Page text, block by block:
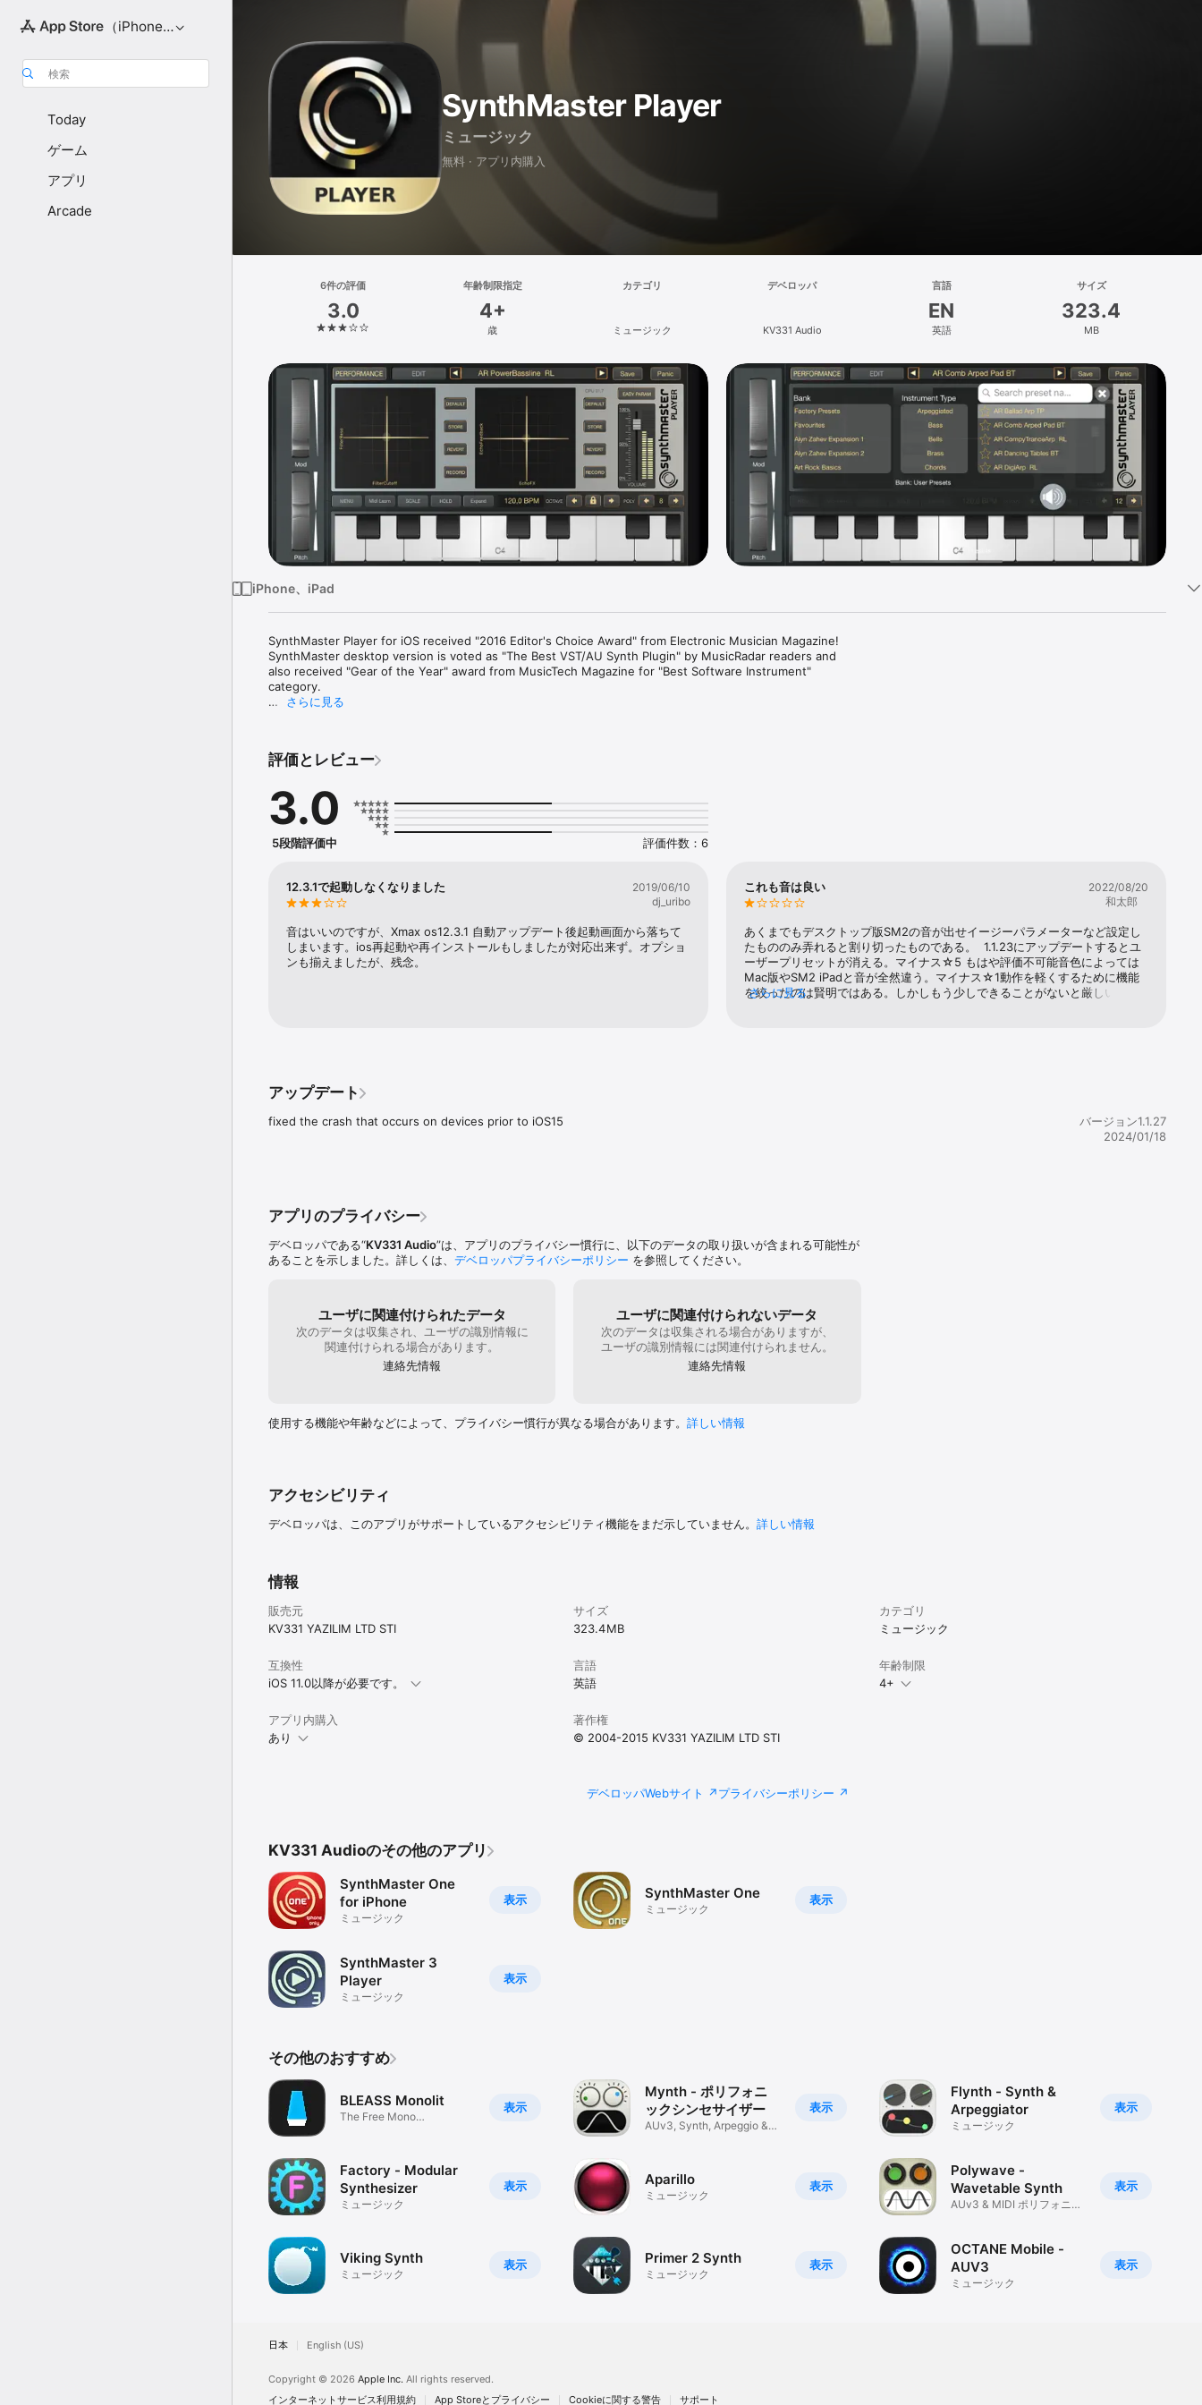
（iPhone向け）
検索
Today
ゲーム
アプリ
Arcade
SynthMaster Player
ミュージック
無料 · アプリ内購入
6件の評価
3.0
年齢制限指定
4+
歳
カテゴリ
ミュージック
デベロッパ
KV331 Audio
言語
EN
英語
サイズ
323.4
MB
iPhone、iPad
SynthMaster Player for iOS received "2016 Editor's Choice Award" from Electronic Musician Magazine!
SynthMaster desktop version is voted as "The Best VST/AU Synth Plugin" by MusicRadar readers and
also received "Gear of the Year" award from MusicTech Magazine for "Best Software Instrument"
category.
superb tone" Computer Music Magazine
"Many developers say that they've produced the one and only synth you'll ever need, but we've always
felt that was a dubious claim. In SynthMaster’s case, though, it’s one that rings true" MusicRadar
SynthMaster Player for iOS is the MOBILE PLAYER VERSION of the award winning SynthMaster software
It is targeted towards users who prefer to use presets rather than designing their own sounds during
music production. Although it is a preset based player, users can edit the following preset parameters:
and email addresses they receive another 100 factory presets as a bonus!
"Factory Presets" bank via In-App-Purchase (IAP). With the Pro Upgrade all of the 800 factory presets
3. Existing SynthMaster users can download their previously purchased SynthMaster preset banks
4. Existing SynthMaster users can export their own presets in SynthMaster v2.x and import them into
SynthMaster Player for iPad using iTunes.
SynthMaster Player for iOS supports AUv3, you can add multiple instrument instances to your tracks.
INTERAPP AUDIO
SynthMaster Player for iOS acts as an source/instrument in InterApp Audio. We demonstrate in our user
manual how to connect it to InterApp enabled DAW apps.
SynthMaster Player for iOS acts as a source/instrument in AudioBus, with state saving enabled. We
demonstrate in our user manual how to connect it to AudioBus enabled DAW apps.
connect an external MIDI controller to their iPad. With its Scale functionality, it shows the users the
notes on the scale, and with its Chord functionality the user can play a certain chord by pressing a
single note.
for other DAW apps. Midi input device, midi input channel, and receive midi beat clock settings can be
SYSTEM REQUIREMENTS
Minimum Operating System Supported: iOS 9
Minimum Hardware Supported: iPad4, iPhone 5 and above
Recommended Hardware: iPad Air and above, iPhone6 and above
さらに見る
評価とレビュー
3.0
5段階評価中 評価件数：6
12.3.1で起動しなくなりました
2019/06/10
dj_uribo
音はいいのですが、Xmax os12.3.1 自動アップデート後起動画面から落ちて
しまいます。ios再起動や再インストールもしましたが対応出来ず。オプショ
ンも揃えましたが、残念。
これも音は良い
2022/08/20
和太郎
あくまでもデスクトップ版SM2の音が出せイージーパラメーターなど設定し
たもののみ弄れると割り切ったものである。  1.1.23にアップデートするとユ
ーザープリセットが消える。マイナス☆5 もはや評価不可能音色によっては
Mac版やSM2 iPadと音が全然違う。マイナス☆1動作を軽くするために機能
を絞ったのは賢明ではある。しかしもう少しできることがないと厳しいか
さらに見る
アップデート
fixed the crash that occurs on devices prior to iOS15
バージョン1.1.27
2024/01/18
アプリのプライバシー
デベロッパである“KV331 Audio”は、アプリのプライバシー慣行に、以下のデータの取り扱いが含まれる可能性が
あることを示しました。詳しくは、 デベロッパプライバシーポリシー を参照してください。
ユーザに関連付けられたデータ
次のデータは収集され、ユーザの識別情報に
関連付けられる場合があります。
連絡先情報
ユーザに関連付けられないデータ
次のデータは収集される場合がありますが、
ユーザの識別情報には関連付けられません。
連絡先情報
使用する機能や年齢などによって、プライバシー慣行が異なる場合があります。 詳しい情報
アクセシビリティ
デベロッパは、このアプリがサポートしているアクセシビリティ機能をまだ示していません。 詳しい情報
情報
販売元
KV331 YAZILIM LTD STI
サイズ
323.4 MB
カテゴリ
ミュージック
互換性
iOS 11.0以降が必要です。
言語
英語
年齢制限
4+
アプリ内購入
あり
著作権
© 2004-2015 KV331 YAZILIM LTD STI
デベロッパWebサイト プライバシーポリシー
KV331 Audioのその他のアプリ
表示
SynthMaster One
for iPhone
ミュージック
表示
SynthMaster 3
Player
ミュージック
表示
SynthMaster One
ミュージック
その他のおすすめ
表示
BLEASS Monolit
The Free Mono
表示
Factory - Modular
Synthesizer
ミュージック
表示
Viking Synth
ミュージック
表示
Mynth - ポリフォニ
ックシンセサイザー
AUv3, Synth, Arpeggio &
表示
Aparillo
ミュージック
表示
Primer 2 Synth
ミュージック
表示
Flynth - Synth &
Arpeggiator
ミュージック
表示
Polywave -
Wavetable Synth
AUv3 & MIDI ポリフォニッ
表示
OCTANE Mobile -
AUV3
ミュージック
日本 English (US)
Copyright © 2026 Apple Inc. All rights reserved.
インターネットサービス利用規約
App Storeとプライバシー Cookieに関する警告 サポート